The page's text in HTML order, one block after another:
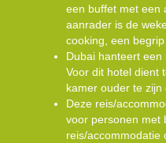
een buffet met een
aanrader is de
cooking, een
Dubai hanteert een
Voor dit hotel dient
kamer ouder te zijn
Deze reis/
voor personen met
reis/accommodatie